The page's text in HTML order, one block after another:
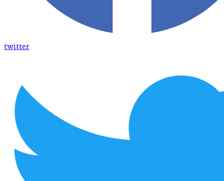
twitter